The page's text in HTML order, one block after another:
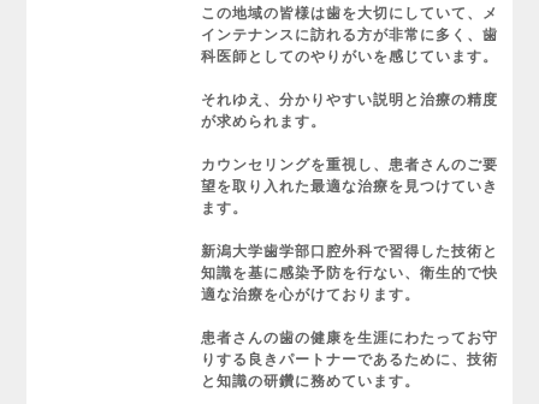
この地域の皆様は歯を大切にしていて、メ
インテナンスに訪れる方が非常に多く、歯
科医師としてのやりがいを感じています。
それゆえ、分かりやすい説明と治療の精度
が求められます。
カウンセリングを重視し、患者さんのご要
望を取り入れた最適な治療を見つけていき
ます。
新潟大学歯学部口腔外科で習得した技術と
知識を基に感染予防を行ない、衛生的で快
適な治療を心がけております。
患者さんの歯の健康を生涯にわたってお守
りする良きパートナーであるために、技術
と知識の研鑽に務めています。